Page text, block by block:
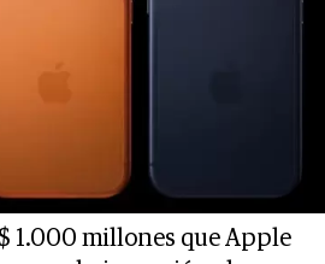
1.000 millones que Apple